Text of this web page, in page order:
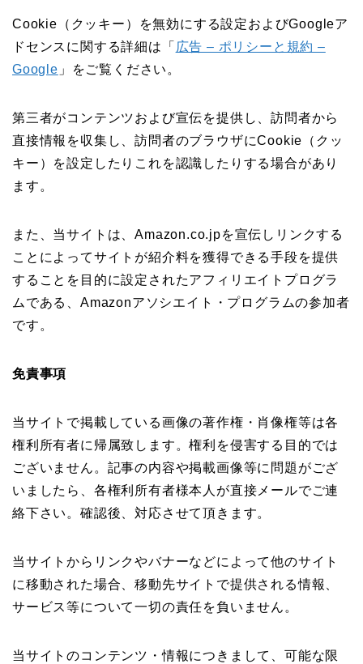
Cookie（クッキー）を無効にする設定およびGoogleア
ドセンスに関する詳細は「 広告 – ポリシーと規約 –
Google 」をご覧ください。
第三者がコンテンツおよび宣伝を提供し、訪問者から
直接情報を収集し、訪問者のブラウザにCookie（クッ
キー）を設定したりこれを認識したりする場合があり
ます。
また、当サイトは、Amazon.co.jpを宣伝しリンクする
ことによってサイトが紹介料を獲得できる手段を提供
することを目的に設定されたアフィリエイトプログラ
ムである、Amazonアソシエイト・プログラムの参加者
です。
免責事項
当サイトで掲載している画像の著作権・肖像権等は各
権利所有者に帰属致します。権利を侵害する目的では
ございません。記事の内容や掲載画像等に問題がござ
いましたら、各権利所有者様本人が直接メールでご連
絡下さい。確認後、対応させて頂きます。
当サイトからリンクやバナーなどによって他のサイト
に移動された場合、移動先サイトで提供される情報、
サービス等について一切の責任を負いません。
当サイトのコンテンツ・情報につきまして、可能な限